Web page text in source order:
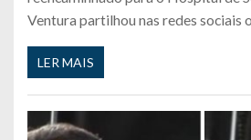
Ventura partilhou nas redes sociais
LER MAIS